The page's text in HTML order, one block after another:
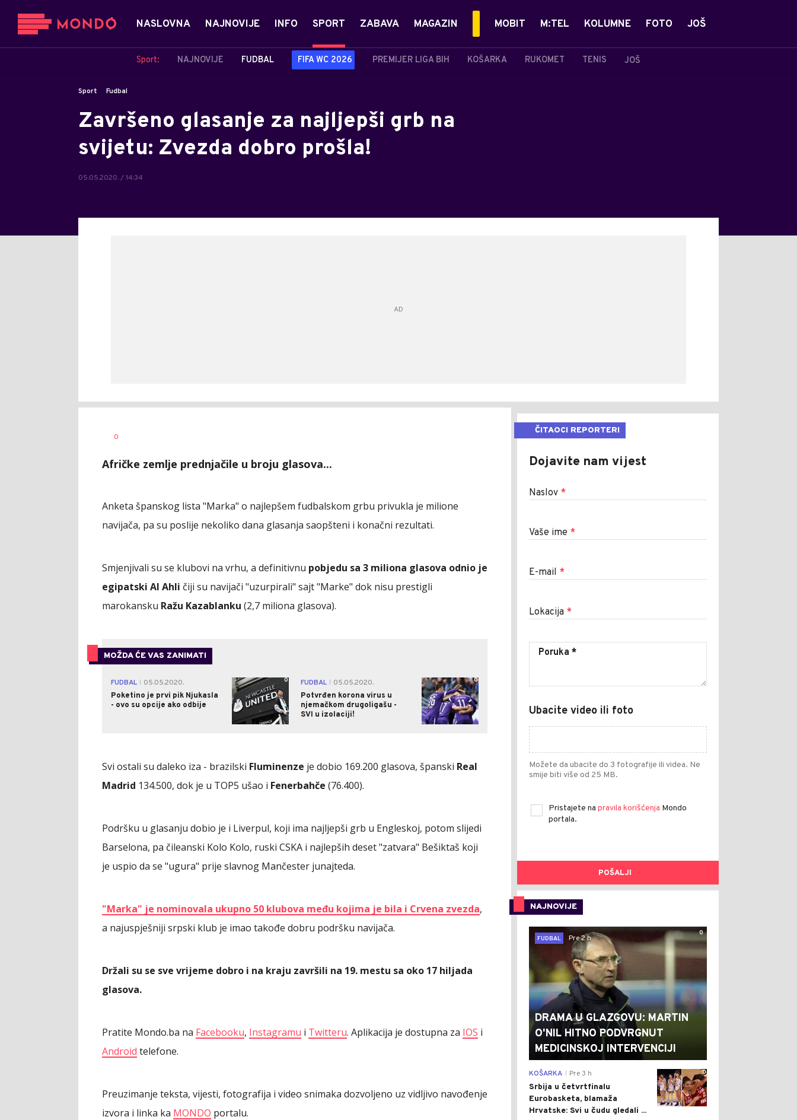
NASLOVNA NAJNOVIJE INFO SPORT
Sport: NAJNOVIJE FUDBAL FIFA WC 2026 PREMIJER LIGA BIH KOŠARKA RUKOMET TENIS JOŠ
ZABAVA MAGAZIN MOBIT M:TEL KOLUMNE FOTO JOŠ
Sport Fudbal
Završeno glasanje za najljepši grb na
svijetu: Zvezda dobro prošla!
05.05.2020. / 14:34
AUTOR
0
Afričke zemlje prednjačile u broju glasova...
Anketa španskog lista "Marka" o najlepšem fudbalskom grbu privukla je milione
navijača, pa su poslije nekoliko dana glasanja saopšteni i konačni rezultati.
Smjenjivali su se klubovi na vrhu, a definitivnu pobjedu sa 3 miliona glasova odnio je
egipatski Al Ahli čiji su navijači "uzurpirali" sajt "Marke" dok nisu prestigli
marokansku Ražu Kazablanku (2,7 miliona glasova).
MOŽDA ĆE VAS ZANIMATI
FUDBAL
05.05.2020.
Poketino je prvi pik Njukasla
- ovo su opcije ako odbije
0 FUDBAL
05.05.2020.
Potvrđen korona virus u
njemačkom drugoligašu -
SVI u izolaciji!
0
Svi ostali su daleko iza - brazilski Fluminenze je dobio 169.200 glasova, španski Real
Madrid 134.500, dok je u TOP5 ušao i Fenerbahče (76.400).
Podršku u glasanju dobio je i Liverpul, koji ima najljepši grb u Engleskoj, potom slijedi
Barselona, pa čileanski Kolo Kolo, ruski CSKA i najlepših deset "zatvara" Bešiktaš koji
je uspio da se "ugura" prije slavnog Mančester junajteda.
"Marka" je nominovala ukupno 50 klubova među kojima je bila i Crvena zvezda,
a najuspješniji srpski klub je imao takođe dobru podršku navijača.
Držali su se sve vrijeme dobro i na kraju završili na 19. mestu sa oko 17 hiljada
glasova.
Pratite Mondo.ba na Facebooku, Instagramu i Twitteru. Aplikacija je dostupna za IOS i
Android telefone.
Preuzimanje teksta, vijesti, fotografija i video snimaka dozvoljeno uz vidljivo navođenje
izvora i linka ka MONDO portalu.
ČITAOCI REPORTERI
Dojavite nam vijest
Naslov *
Vaše ime *
E-mail *
Lokacija *
Ubacite video ili foto
Možete da ubacite do 3 fotografije ili videa. Ne
smije biti više od 25 MB.
Pristajete na pravila korišćenja Mondo
portala.
POŠALJI
NAJNOVIJE
0
FUDBAL
Pre 2 h
DRAMA U GLAZGOVU: MARTIN
O'NIL HITNO PODVRGNUT
MEDICINSKOJ INTERVENCIJI
0
KOŠARKA Pre 3 h
Srbija u četvrtfinalu
Eurobasketa, blamaža
Hrvatske: Svi u čudu gledali ...